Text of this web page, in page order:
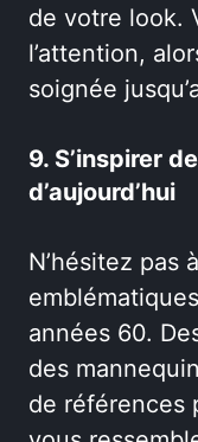
de votre look.
l’attention,
soignée
9. S’inspirer
d’aujourd’hui
N’hésitez pas
années 60.
des
de références